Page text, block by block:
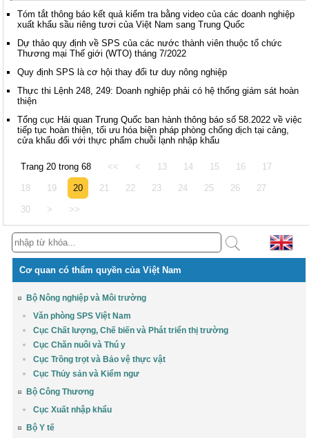
Tóm tắt thông báo kết quả kiểm tra bằng video của các doanh nghiệp
xuất khẩu sầu riêng tươi của Việt Nam sang Trung Quốc
Dự thảo quy định về SPS của các nước thành viên thuộc tổ chức
Thương mại Thế giới (WTO) tháng 7/2022
Quy định SPS là cơ hội thay đổi tư duy nông nghiệp
Thực thi Lệnh 248, 249: Doanh nghiệp phải có hệ thống giám sát hoàn
thiện
Tổng cục Hải quan Trung Quốc ban hành thông báo số 58.2022 về việc
tiếp tục hoàn thiện, tối ưu hóa biện pháp phòng chống dịch tại cảng,
cửa khẩu đối với thực phẩm chuỗi lạnh nhập khẩu
Trang 20 trong 68 << < 13 14 15 16 17
18 19 20 21 22 23 24 25 26 27
30 > >>
Cơ quan có thẩm quyền của Việt Nam
Bộ Nông nghiệp và Môi trường
Văn phòng SPS Việt Nam
Cục Chất lượng, Chế biến và Phát triển thị trường
Cục Chăn nuôi và Thú y
Cục Trồng trọt và Bảo vệ thực vật
Cục Thủy sản và Kiểm ngư
Bộ Công Thương
Cục Xuất nhập khẩu
Bộ Y tế